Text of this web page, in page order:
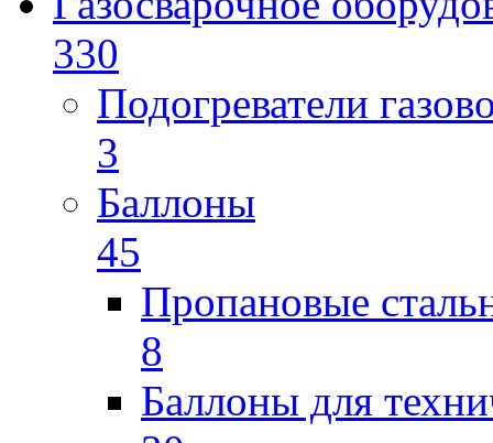
330
Подогреватели
3
Баллоны
45
Пропановые
8
Баллоны для